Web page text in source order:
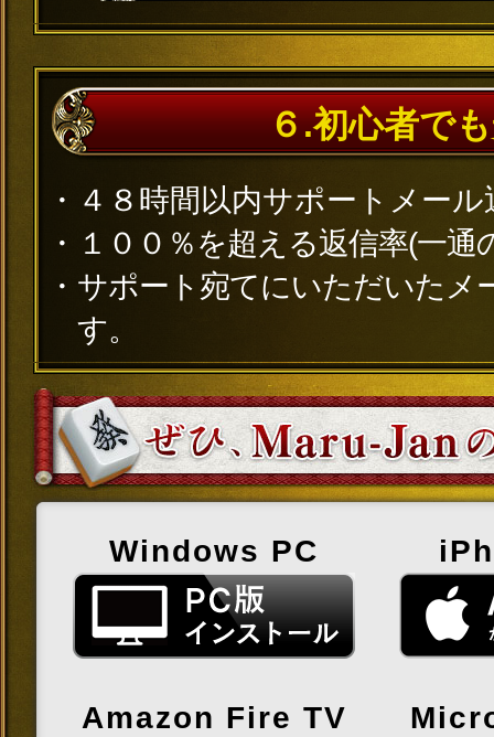
６.初心者で
４８時間以内サポートメール
１００％を超える返信率(一
サポート宛てにいただいたメ
す。
Windows PC
Amazon Fire TV